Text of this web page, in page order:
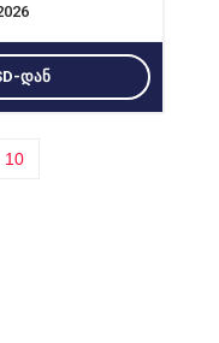
ᲓᲐᲜ
10